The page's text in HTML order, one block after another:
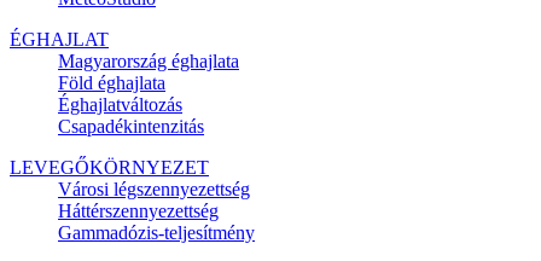
ÉGHAJLAT
Magyarország éghajlata
Föld éghajlata
Éghajlatváltozás
Csapadékintenzitás
LEVEGŐKÖRNYEZET
Városi légszennyezettség
Háttérszennyezettség
Gammadózis-teljesítmény